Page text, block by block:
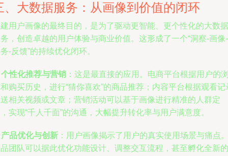
、大数据服务：从画像到价值的闭环
用户画像的最终目的，是为了驱动更智能、更个性化的大数据
，创造卓越的用户体验与商业价值。这形成了一个“洞察-画像-
-反馈”的持续优化闭环。
性化推荐与营销 ：这是最直接的应用。电商平台根据用户的
购买历史，进行“猜你喜欢”的商品推荐；内容平台根据观看记
相关视频或文章；营销活动可以基于画像进行精准的人群定
实现“千人千面”的沟通，大幅提升转化率与用户满意度。
品优化与创新 ：用户画像揭示了用户的真实使用场景与痛点
团队可以据此优化功能设计、调整交互流程，甚至孵化全新的